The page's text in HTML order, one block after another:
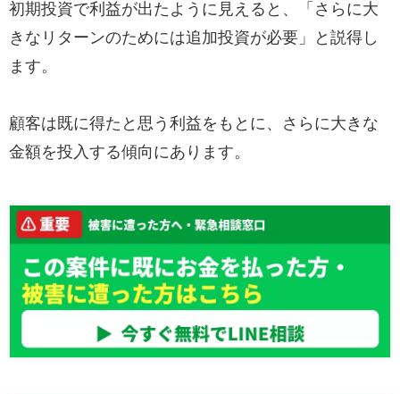
初期投資で利益が出たように見えると、「さらに大
きなリターンのためには追加投資が必要」と説得し
ます。
顧客は既に得たと思う利益をもとに、さらに大きな
金額を投入する傾向にあります。